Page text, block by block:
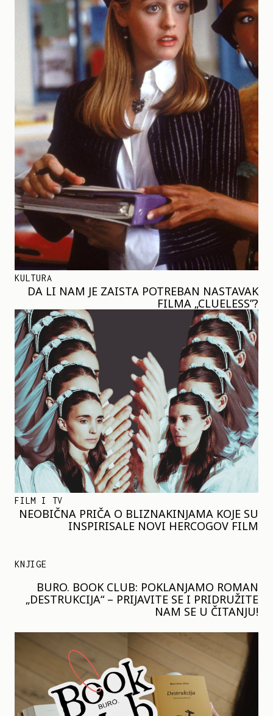
KULTURA
DA LI NAM JE ZAISTA POTREBAN NASTAVAK
FILMA „CLUELESS”?
FILM I TV
NEOBIČNA PRIČA O BLIZNAKINJAMA KOJE SU
INSPIRISALE NOVI HERCOGOV FILM
KNJIGE
BURO. BOOK CLUB: POKLANJAMO ROMAN
„DESTRUKCIJA“ – PRIJAVITE SE I PRIDRUŽITE
NAM SE U ČITANJU!